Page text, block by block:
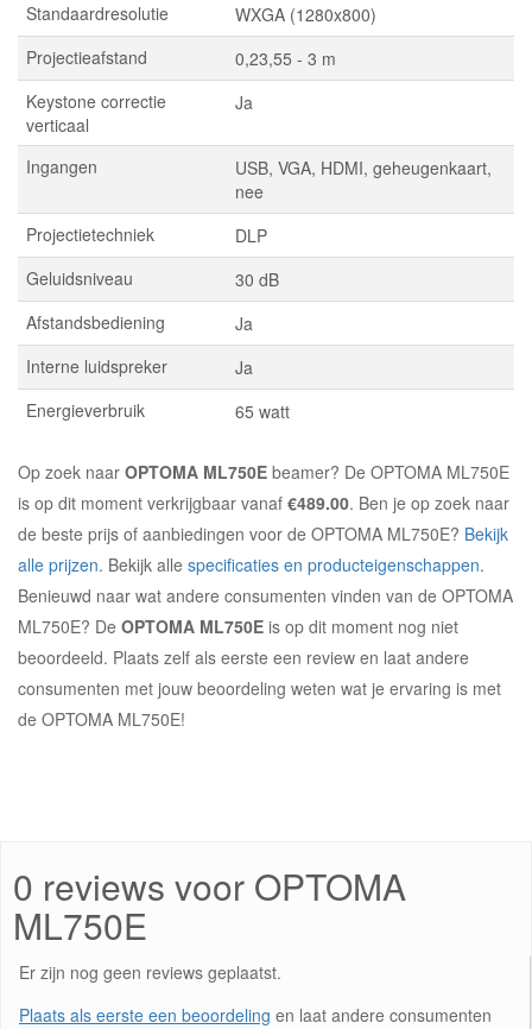
Standaardresolutie
WXGA (1280x800)
Projectieafstand
0,23,55 - 3 m
Keystone correctie
verticaal
Ja
Ingangen
USB, VGA, HDMI, geheugenkaart,
nee
Projectietechniek
DLP
Geluidsniveau
30 dB
Afstandsbediening
Ja
Interne luidspreker
Ja
Energieverbruik
65 watt
Op zoek naar OPTOMA ML750E beamer? De OPTOMA ML750E
is op dit moment verkrijgbaar vanaf €489.00. Ben je op zoek naar
de beste prijs of aanbiedingen voor de OPTOMA ML750E? Bekijk
alle prijzen. Bekijk alle specificaties en producteigenschappen.
Benieuwd naar wat andere consumenten vinden van de OPTOMA
ML750E? De OPTOMA ML750E is op dit moment nog niet
beoordeeld. Plaats zelf als eerste een review en laat andere
consumenten met jouw beoordeling weten wat je ervaring is met
de OPTOMA ML750E!
0 reviews voor OPTOMA
ML750E
Er zijn nog geen reviews geplaatst.
Plaats als eerste een beoordeling en laat andere consumenten